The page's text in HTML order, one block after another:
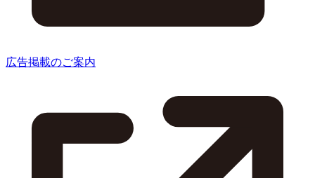
広告掲載のご案内